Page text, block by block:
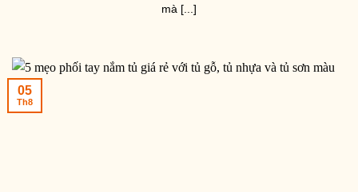
mà [...]
05
Th8